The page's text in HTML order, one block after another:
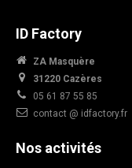
ID Factory
ZA Masquère
31220 Cazères
05 61 87 55 85
contact @ idfactory.fr
Nos activités